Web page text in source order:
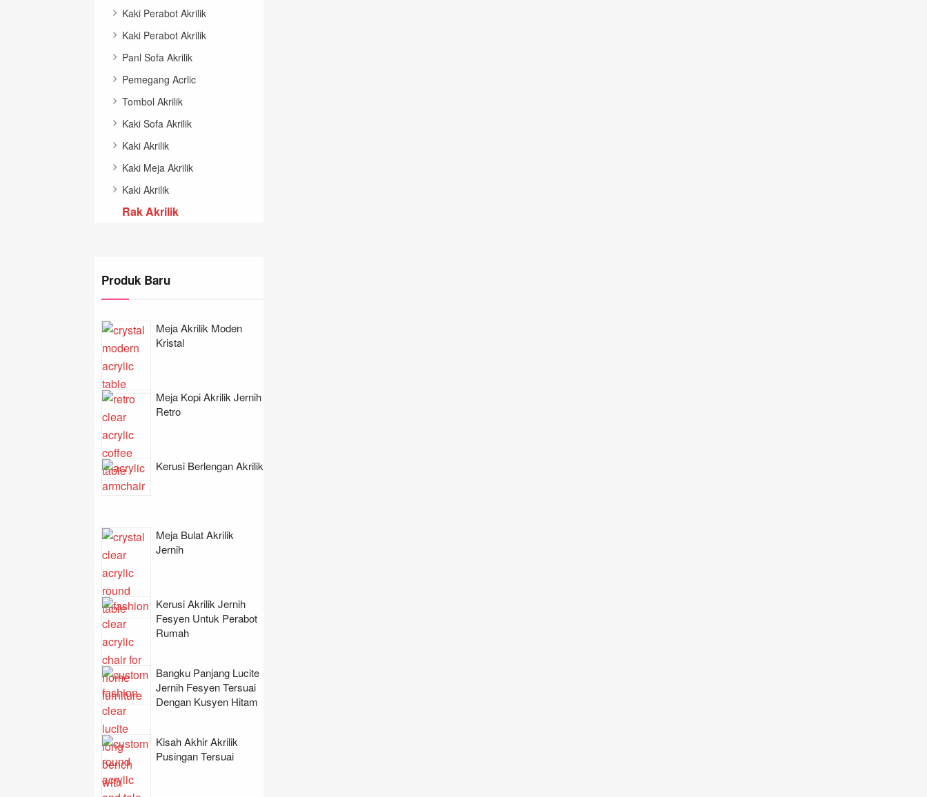
Kaki Perabot Akrilik
Kaki Perabot Akrilik
Panl Sofa Akrilik
Pemegang Acrlic
Tombol Akrilik
Kaki Sofa Akrilik
Kaki Akrilik
Kaki Meja Akrilik
Kaki Akrilik
Rak Akrilik
Produk Baru
Meja Akrilik Moden
Kristal
Meja Kopi Akrilik Jernih
Retro
Kerusi Berlengan Akrilik
Meja Bulat Akrilik
Jernih
Kerusi Akrilik Jernih
Fesyen Untuk Perabot
Rumah
Bangku Panjang Lucite
Jernih Fesyen Tersuai
Dengan Kusyen Hitam
Kisah Akhir Akrilik
Pusingan Tersuai